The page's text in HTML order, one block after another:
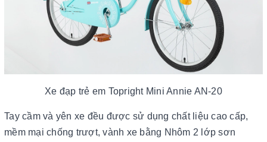
Xe đạp trẻ em Topright Mini Annie AN-20
Tay cầm và yên xe đều được sử dụng chất liệu cao cấp,
mềm mại chống trượt, vành xe bằng Nhôm 2 lớp sơn